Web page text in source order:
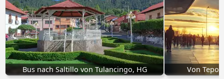
Bus nach Saltillo von Tulancingo, HG Von